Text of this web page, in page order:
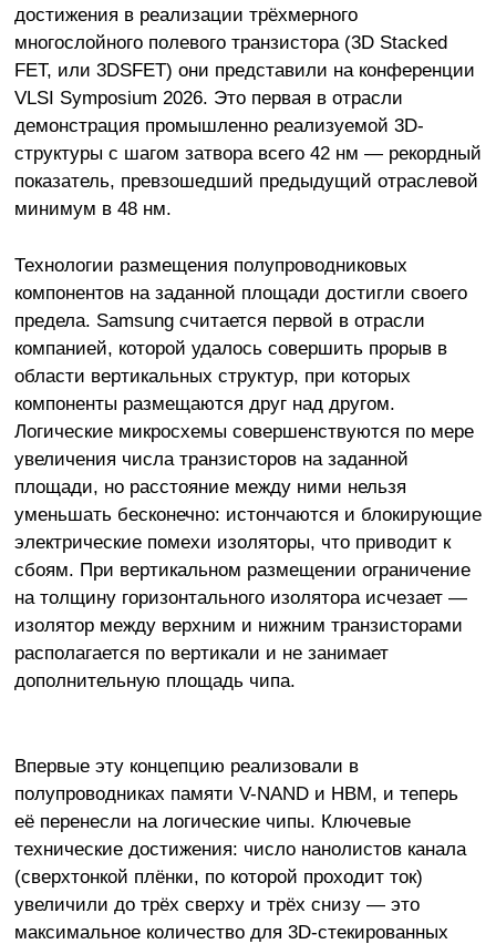
достижения в реализации трёхмерного
многослойного полевого транзистора (3D Stacked
FET, или 3DSFET) они представили на конференции
VLSI Symposium 2026. Это первая в отрасли
демонстрация промышленно реализуемой 3D-
структуры с шагом затвора всего 42 нм — рекордный
показатель, превзошедший предыдущий отраслевой
минимум в 48 нм.
Технологии размещения полупроводниковых
компонентов на заданной площади достигли своего
предела. Samsung считается первой в отрасли
компанией, которой удалось совершить прорыв в
области вертикальных структур, при которых
компоненты размещаются друг над другом.
Логические микросхемы совершенствуются по мере
увеличения числа транзисторов на заданной
площади, но расстояние между ними нельзя
уменьшать бесконечно: истончаются и блокирующие
электрические помехи изоляторы, что приводит к
сбоям. При вертикальном размещении ограничение
на толщину горизонтального изолятора исчезает —
изолятор между верхним и нижним транзисторами
располагается по вертикали и не занимает
дополнительную площадь чипа.
Впервые эту концепцию реализовали в
полупроводниках памяти V-NAND и HBM, и теперь
её перенесли на логические чипы. Ключевые
технические достижения: число нанолистов канала
(сверхтонкой плёнки, по которой проходит ток)
увеличили до трёх сверху и трёх снизу — это
максимальное количество для 3D-стекированных